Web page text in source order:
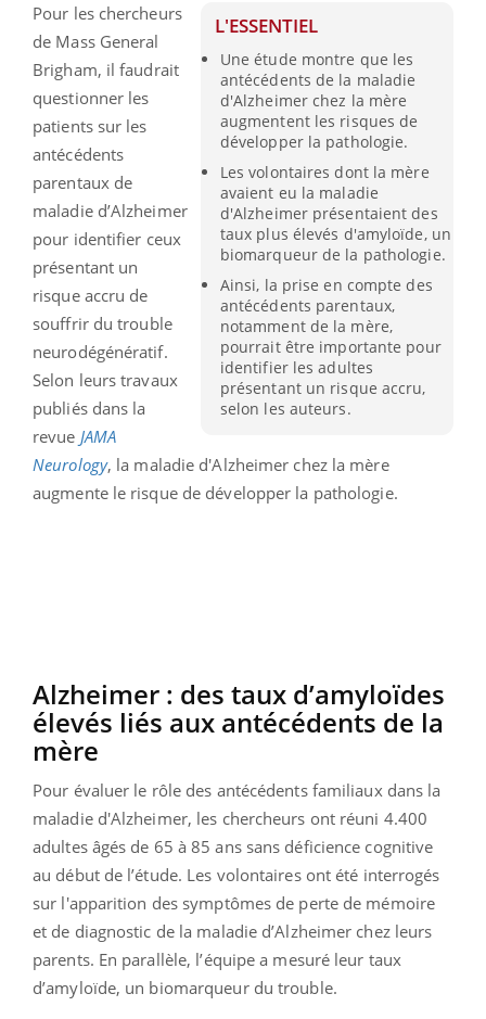
L'ESSENTIEL
Une étude montre que les
antécédents de la maladie
d'Alzheimer chez la mère
augmentent les risques de
développer la pathologie.
Les volontaires dont la mère
avaient eu la maladie
d'Alzheimer présentaient des
taux plus élevés d'amyloïde, un
biomarqueur de la pathologie.
Ainsi, la prise en compte des
antécédents parentaux,
notamment de la mère,
pourrait être importante pour
identifier les adultes
présentant un risque accru,
selon les auteurs.
Pour les chercheurs
de Mass General
Brigham, il faudrait
questionner les
patients sur les
antécédents
parentaux de
maladie d’Alzheimer
pour identifier ceux
présentant un
risque accru de
souffrir du trouble
neurodégénératif.
Selon leurs travaux
publiés dans la
revue JAMA
Neurology, la maladie d'Alzheimer chez la mère
augmente le risque de développer la pathologie.
Alzheimer : des taux d’amyloïdes
élevés liés aux antécédents de la
mère
Pour évaluer le rôle des antécédents familiaux dans la
maladie d'Alzheimer, les chercheurs ont réuni 4.400
adultes âgés de 65 à 85 ans sans déficience cognitive
au début de l’étude. Les volontaires ont été interrogés
sur l'apparition des symptômes de perte de mémoire
et de diagnostic de la maladie d’Alzheimer chez leurs
parents. En parallèle, l’équipe a mesuré leur taux
d’amyloïde, un biomarqueur du trouble.